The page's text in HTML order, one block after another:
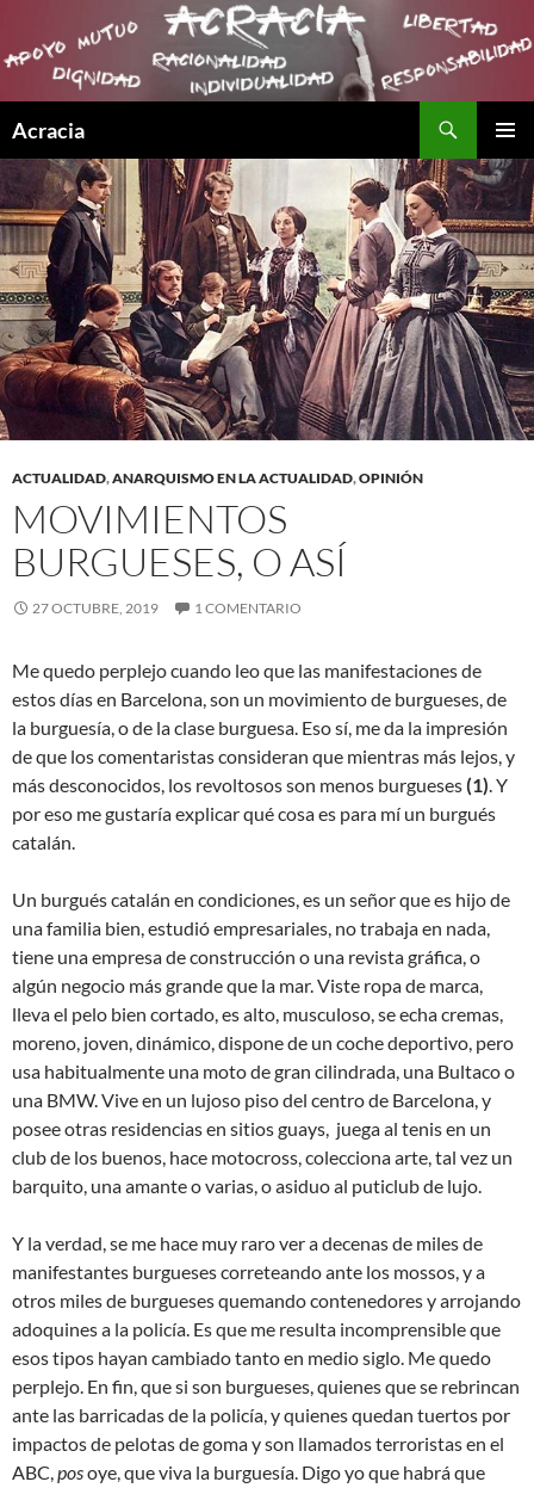
Acracia
MENÚ
AL
CONTENIDO
ACTUALIDAD,ANARQUISMO EN LA ACTUALIDAD,OPINIÓN
MOVIMIENTOS
BURGUESES, O ASÍ
27 OCTUBRE, 2019 1 COMENTARIO
Me quedo perplejo cuando leo que las manifestaciones de
estos días en Barcelona, son un movimiento de burgueses, de
la burguesía, o de la clase burguesa. Eso sí, me da la impresión
de que los comentaristas consideran que mientras más lejos, y
más desconocidos, los revoltosos son menos burgueses(1). Y
por eso me gustaría explicar qué cosa es para mí un burgués
catalán.
Un burgués catalán en condiciones, es un señor que es hijo de
una familia bien, estudió empresariales, no trabaja en nada,
tiene una empresa de construcción o una revista gráfica, o
algún negocio más grande que la mar. Viste ropa de marca,
lleva el pelo bien cortado, es alto, musculoso, se echa cremas,
moreno, joven, dinámico, dispone de un coche deportivo, pero
usa habitualmente una moto de gran cilindrada, una Bultaco o
una BMW. Vive en un lujoso piso del centro de Barcelona, y
posee otras residencias en sitios guays, juega al tenis en un
club de los buenos, hace motocross, colecciona arte, tal vez un
barquito, una amante o varias, o asiduo al puticlub de lujo.
Y la verdad, se me hace muy raro ver a decenas de miles de
manifestantes burgueses correteando ante los mossos, y a
otros miles de burgueses quemando contenedores y arrojando
adoquines a la policía. Es que me resulta incomprensible que
esos tipos hayan cambiado tanto en medio siglo. Me quedo
perplejo. En fin, que si son burgueses, quienes que se rebrincan
ante las barricadas de la policía, y quienes quedan tuertos por
impactos de pelotas de goma y son llamados terroristas en el
ABC,posoye, que viva la burguesía. Digo yo que habrá que